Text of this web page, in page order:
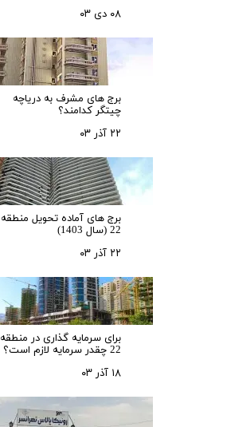
۰۸ دی ۰۳
برج های مشرف به دریاچه
چیتگر کدامند؟
۲۲ آذر ۰۳
برج های آماده تحویل منطقه
22 (سال 1403)
۲۲ آذر ۰۳
برای سرمایه‌ گذاری در منطقه
22 چقدر سرمایه لازم است؟
۱۸ آذر ۰۳